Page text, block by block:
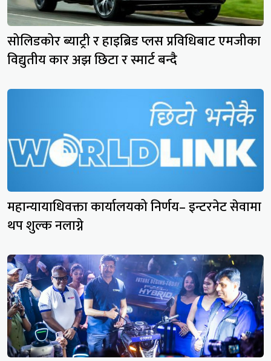
सोलिडकोर ब्याट्री र हाइब्रिड प्लस प्रविधिबाट एमजीका
विद्युतीय कार अझ छिटा र स्मार्ट बन्दै
महान्यायाधिवक्ता कार्यालयको निर्णय– इन्टरनेट सेवामा
थप शुल्क नलाग्ने